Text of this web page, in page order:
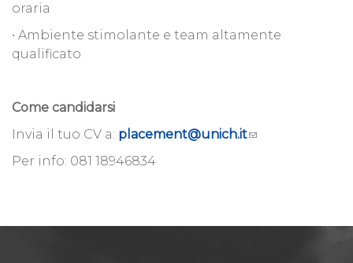
oraria
• Ambiente stimolante e team altamente
qualificato
Come candidarsi
Invia il tuo CV a: placement@unich.it
Per info: 081 18946834